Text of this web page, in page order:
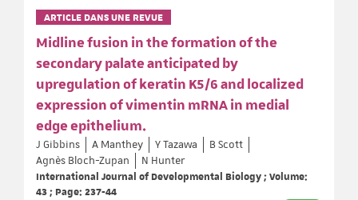
ARTICLE DANS UNE REVUE
Midline fusion in the formation of the
secondary palate anticipated by
upregulation of keratin K5/6 and localized
expression of vimentin mRNA in medial
edge epithelium.
J Gibbins A Manthey Y Tazawa
B Scott
Agnès Bloch-Zupan
N Hunter
International Journal of Developmental Biology ; Volume:
43 ; Page: 237-44